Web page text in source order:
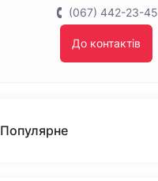
(067) 442-23-45
До контактів
Популярне